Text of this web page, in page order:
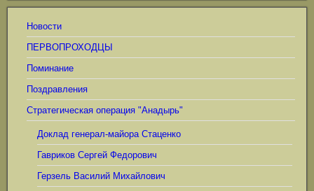
Новости
ПЕРВОПРОХОДЦЫ
Поминание
Поздравления
Стратегическая операция "Анадырь"
Доклад генерал-майора Стаценко
Гавриков Сергей Федорович
Герзель Василий Михайлович